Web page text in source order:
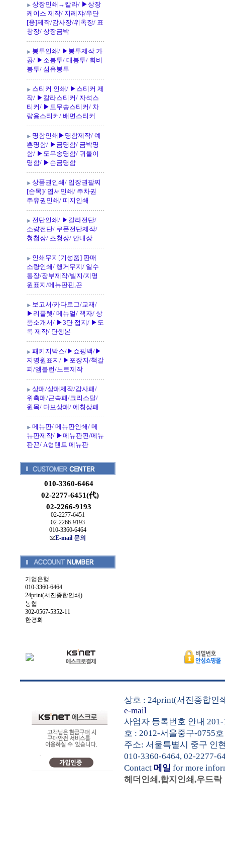
상장인쇄→칼라/ ▶상장
케이스 제작/ 지레쟈/우단
[융]제작/감사장/위촉장/ 표
창장/ 상장금박
봉투인쇄/ ▶봉투제작 가
공/ ▶소봉투/ 대봉투/ 회비
봉투/ 섬유봉투
스티커 인쇄/ ▶스티커 제
작/ ▶칼라스티커/ 자석스
티커/ ▶도무송스티커/ 차
량용스티커/ 배면스티커
명함인쇄▶명함제작/ 예
쁜명함/ ▶금명함/ 금박명
함/ ▶도무송명함/ 귀돌이
명함/ ▶순금명함
상품권인쇄/ 입장권팔찌
[손목]/ 엽서인쇄/ 주차권
주유권인쇄/ 띠지인쇄
전단인쇄/ ▶칼라전단/
소량전단/ 쿠폰전단제작/
청첩장/ 초청장/ 안내장
인쇄무지[기성품] 판매
소량인쇄/ 행거무지/ 일수
통장/장부제작/빌지/지명
원표지/메뉴판핀,끈
보고서/카다로그/교재/
▶리플렛/ 메뉴얼/ 책자/ 상
품소개서/ ▶3단 접지/ ▶도
록 제작/ 단행본
패키지박스/▶쇼핑백/▶
지명원표지/ ▶포장지/책갈
피/엠블런/노트제작
상패/상패제작/감사패/
위촉패/근속패/크리스탈/
원목/ 다보상패/ 에칭상패
메뉴판/ 메뉴판인쇄/ 메
뉴판제작/ ▶메뉴판핀/메뉴
판끈/ A형텐트 메뉴판
010-3360-6464
02-2277-6451(代)
02-2266-9193
02-2277-6451
02-2266-9193
010-3360-6464
E-mail 문의
기업은행
010-3360-6464
24print(서진종합인쇄)
농협
302-0567-5352-11
한경화
상호 : 24print(서진종합인
e-mail
사업자 등록번호 안내
호 : 2012-서울중구-0755호
주소: 서울특별시 중구 인
010-3360-6464, 02-2277-
Contact 메일 for more
헤더인쇄,합지인쇄,우드락